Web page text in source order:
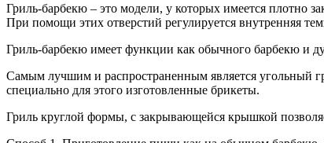
Гриль-барбекю – это модели, у которых имеется
При помощи этих отверстий регулируется внутренняя
Гриль-барбекю имеет функции как обычного барбекю и
Самым лучшим и распространенным является угольный
специально для этого изготовленные брикеты.
Гриль круглой формы, с закрывающейся крышкой